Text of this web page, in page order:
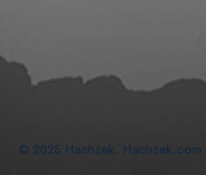
© 2025 Hachzek.